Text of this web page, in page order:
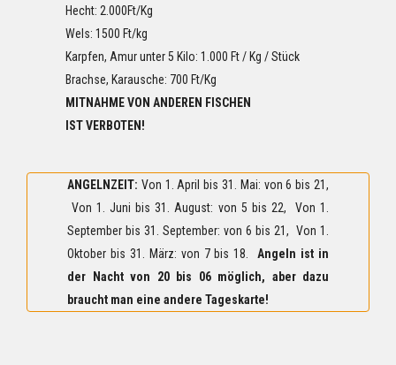
Hecht: 2.000Ft/Kg
Wels: 1500 Ft/kg
Karpfen, Amur unter 5 Kilo: 1.000 Ft / Kg / Stück
Brachse, Karausche: 700 Ft/Kg
MITNAHMEVON ANDEREN FISCHEN
IST VERBOTEN!
ANGELNZEIT: Von 1. April bis 31. Mai: von 6 bis 21,
Von 1. Juni bis 31. August: von 5 bis 22, Von 1.
September bis 31. September: von 6 bis 21, Von 1.
Oktober bis 31. März: von 7 bis 18.
Angeln ist in
der Nacht von 20 bis 06 möglich, aber dazu
braucht man eine andere Tageskarte!